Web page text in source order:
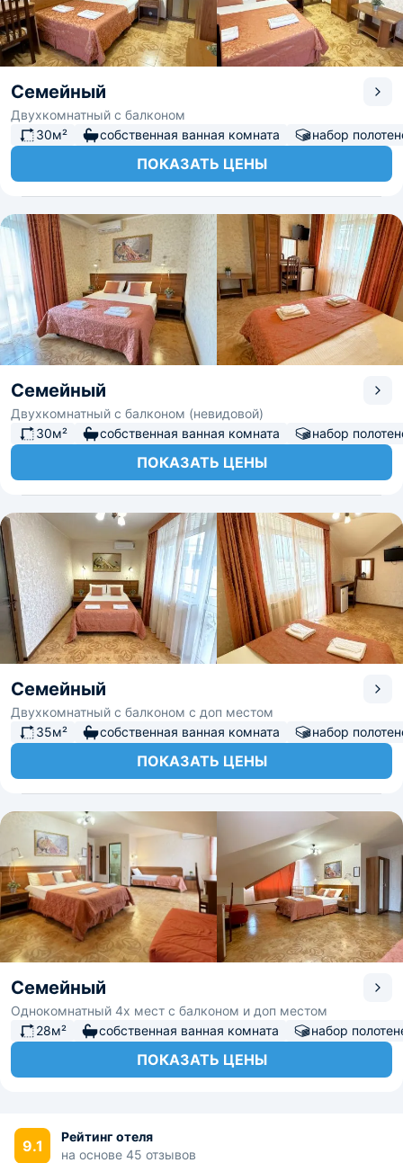
Семейный
Двухкомнатный с балконом
30м²
собственная ванная комната набор
ПОКАЗАТЬ ЦЕНЫ
Семейный
Двухкомнатный с балконом (невидовой)
30м²
собственная ванная комната набор
ПОКАЗАТЬ ЦЕНЫ
Семейный
Двухкомнатный с балконом с доп местом
35м²
собственная ванная комната набор
ПОКАЗАТЬ ЦЕНЫ
Семейный
Однокомнатный 4х мест с балконом и доп местом
28м²
собственная ванная комната набор
ПОКАЗАТЬ ЦЕНЫ
9.1
Рейтинг отеля
на основе 45 отзывов